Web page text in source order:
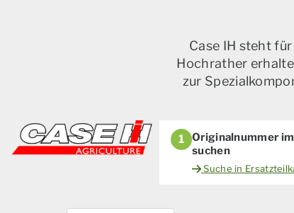
Case IH steht
Hochrather
zur
1
Originalnummer
suchen
Suche in